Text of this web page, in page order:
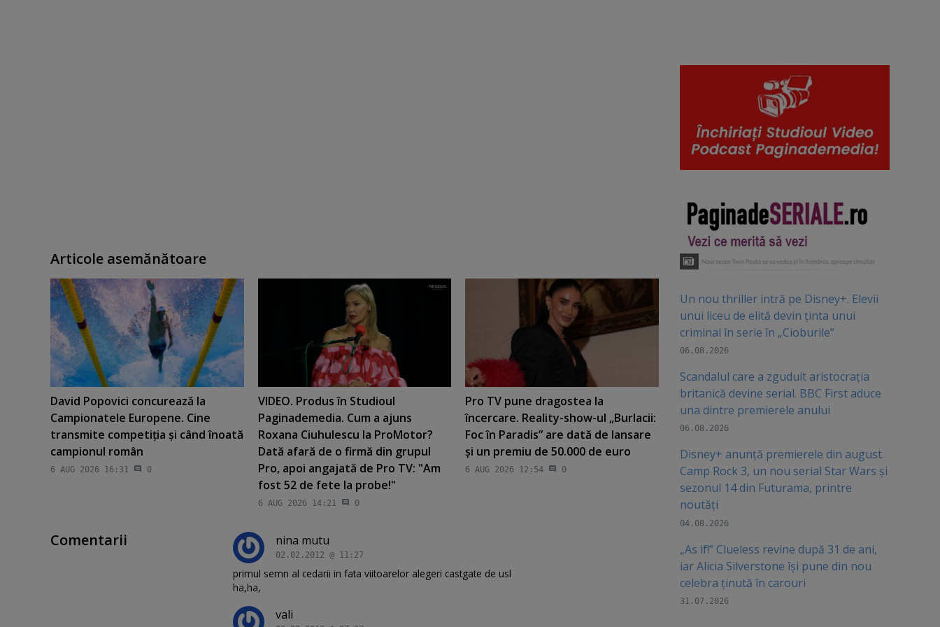
Articole asemănătoare
David Popovici concurează la
Campionatele Europene. Cine
transmite competiţia şi când înoată
campionul român
6 AUG 2026 16:31 0
VIDEO. Produs în Studioul
Paginademedia. Cum a ajuns
Roxana Ciuhulescu la ProMotor?
Dată afară de o firmă din grupul
Pro, apoi angajată de Pro TV: "Am
fost 52 de fete la probe!"
6 AUG 2026 14:21 0
Pro TV pune dragostea la
încercare. Reality-show-ul „Burlacii:
Foc în Paradis” are dată de lansare
şi un premiu de 50.000 de euro
6 AUG 2026 12:54 0
Comentarii nina mutu
02.02.2012 @ 11:27
primul semn al cedarii in fata viitoarelor alegeri castgate de usl
ha,ha,
vali
Un nou thriller intră pe Disney+. Elevii
unui liceu de elită devin ținta unui
criminal în serie în „Cioburile”
06.08.2026
Scandalul care a zguduit aristocrația
britanică devine serial. BBC First aduce
una dintre premierele anului
06.08.2026
Disney+ anunță premierele din august.
Camp Rock 3, un nou serial Star Wars și
sezonul 14 din Futurama, printre
noutăți
04.08.2026
„As if!” Clueless revine după 31 de ani,
iar Alicia Silverstone își pune din nou
celebra ținută în carouri
31.07.2026